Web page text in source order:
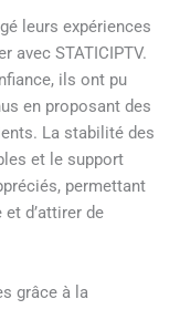
leurs expériences
avec STATICIPTV.
ils ont pu
en proposant des
La stabilité des
et le support
permettant
d’attirer de
grâce à la